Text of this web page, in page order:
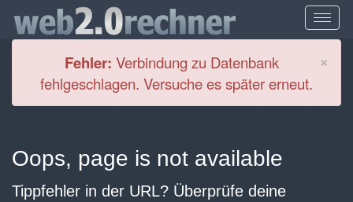
×
Fehler: Verbindung zu Datenbank
fehlgeschlagen. Versuche es später erneut.
Oops, page is not available
Tippfehler in der URL? Überprüfe deine